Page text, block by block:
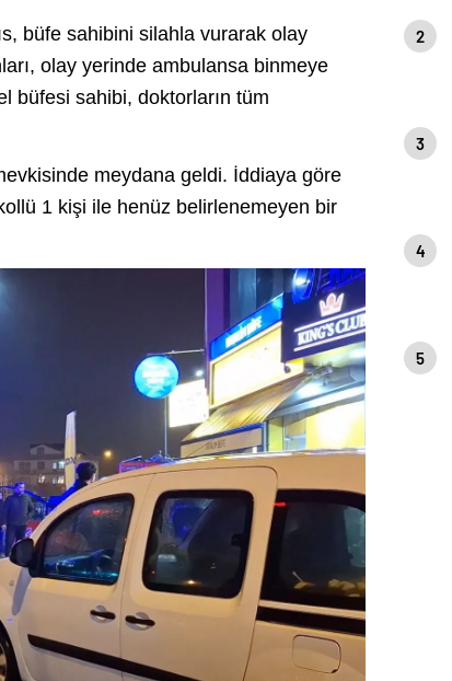
büfe sahibini silahla vurarak olay
olay yerinde ambulansa binmeye
büfesi sahibi, doktorların tüm
meydana geldi. İddiaya göre
1 kişi ile henüz belirlenemeyen bir
2
3
4
5